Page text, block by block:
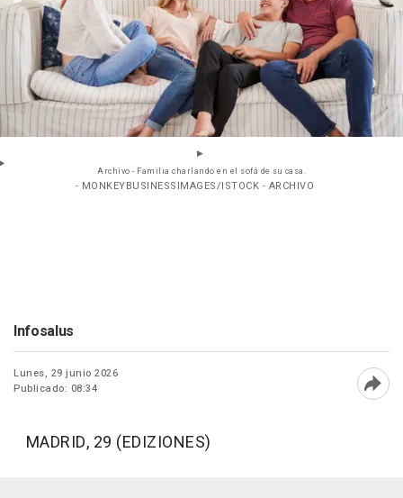
Archivo - Familia charlando en el sofá de su casa.
- MONKEYBUSINESSIMAGES/ISTOCK - ARCHIVO
Infosalus
Lunes, 29 junio 2026
Publicado: 08:34
MADRID, 29 (EDIZIONES)